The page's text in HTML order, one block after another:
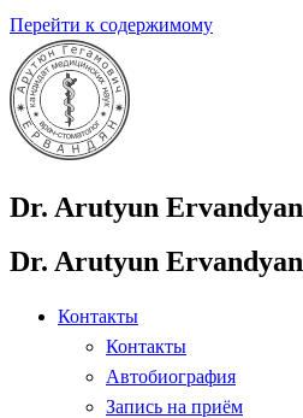
Перейти к содержимому
Dr. Arutyun Ervandyan
Dr. Arutyun Ervandyan
Контакты
Контакты
Автобиография
Запись на приём